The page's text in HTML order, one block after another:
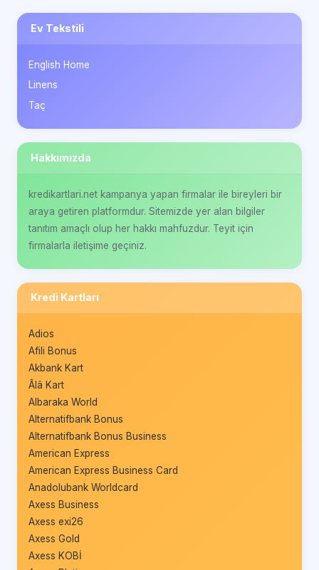
Ev Tekstili
English Home
Linens
Taç
Hakkımızda
kredikartlari.net kampanya yapan firmalar ile bireyleri bir
araya getiren platformdur. Sitemizde yer alan bilgiler
tanıtım amaçlı olup her hakkı mahfuzdur. Teyit için
firmalarla iletişime geçiniz.
Kredi Kartları
Adios
Afili Bonus
Akbank Kart
Âlâ Kart
Albaraka World
Alternatifbank Bonus
Alternatifbank Bonus Business
American Express
American Express Business Card
Anadolubank Worldcard
Axess Business
Axess exi26
Axess Gold
Axess KOBİ